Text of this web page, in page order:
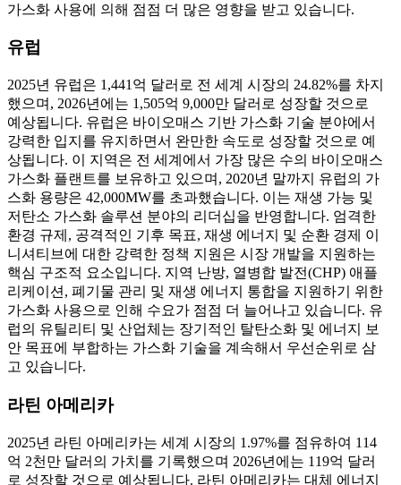
가스화 사용에 의해 점점 더 많은 영향을 받고 있습니다.
유럽
2025년 유럽은 1,441억 달러로 전 세계 시장의 24.82%를 차지
했으며, 2026년에는 1,505억 9,000만 달러로 성장할 것으로
예상됩니다. 유럽은 바이오매스 기반 가스화 기술 분야에서
강력한 입지를 유지하면서 완만한 속도로 성장할 것으로 예
상됩니다. 이 지역은 전 세계에서 가장 많은 수의 바이오매스
가스화 플랜트를 보유하고 있으며, 2020년 말까지 유럽의 가
스화 용량은 42,000MW를 초과했습니다. 이는 재생 가능 및
저탄소 가스화 솔루션 분야의 리더십을 반영합니다. 엄격한
환경 규제, 공격적인 기후 목표, 재생 에너지 및 순환 경제 이
니셔티브에 대한 강력한 정책 지원은 시장 개발을 지원하는
핵심 구조적 요소입니다. 지역 난방, 열병합 발전(CHP) 애플
리케이션, 폐기물 관리 및 재생 에너지 통합을 지원하기 위한
가스화 사용으로 인해 수요가 점점 더 늘어나고 있습니다. 유
럽의 유틸리티 및 산업체는 장기적인 탈탄소화 및 에너지 보
안 목표에 부합하는 가스화 기술을 계속해서 우선순위로 삼
고 있습니다.
라틴 아메리카
2025년 라틴 아메리카는 세계 시장의 1.97%를 점유하여 114
억 2천만 달러의 가치를 기록했으며 2026년에는 119억 달러
로 성장할 것으로 예상됩니다. 라틴 아메리카는 대체 에너지